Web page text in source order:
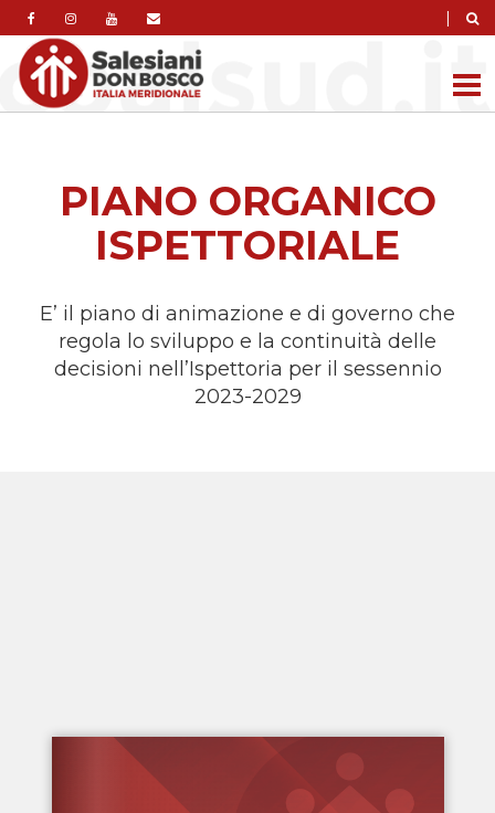
|
PIANO ORGANICO
ISPETTORIALE
E’ il piano di animazione e di governo che
regola lo sviluppo e la continuità delle
decisioni nell’Ispettoria per il sessennio
2023-2029